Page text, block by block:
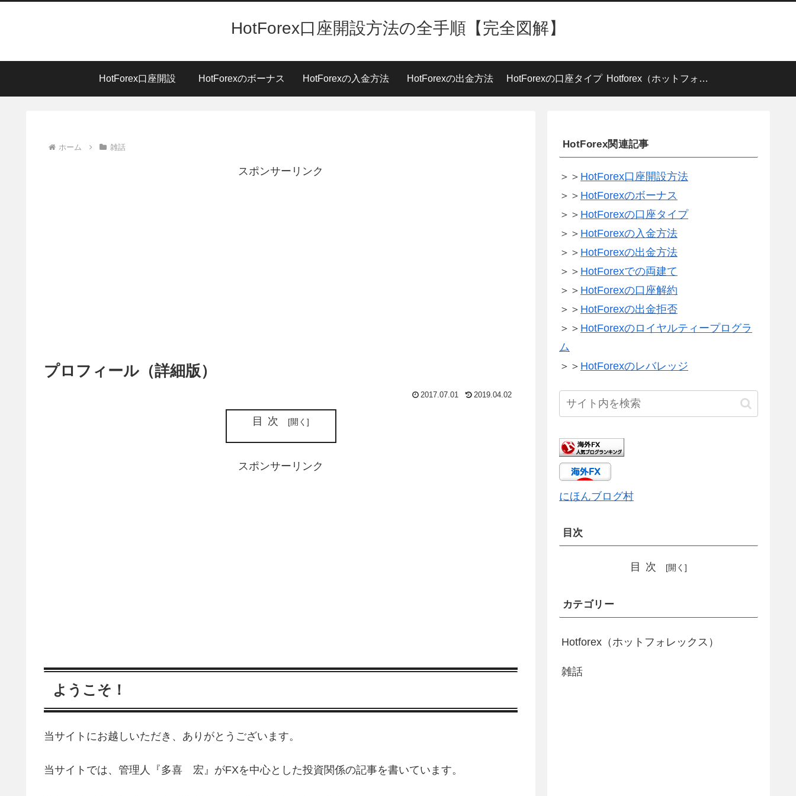
HotForex口座開設方法の全手順【完全図解】
HotForex口座開設 HotForexのボーナス HotForexの入金方法 HotForexの出金方法 HotForexの口座タイプ Hotforex（ホットフォレックス）
ホーム 雑話
スポンサーリンク
プロフィール（詳細版）
2017.07.01 2019.04.02
目次
スポンサーリンク
ようこそ！
当サイトにお越しいただき、ありがとうございます。
当サイトでは、管理人『多喜 宏』がFXを中心とした投資関係の記事を書いています。
HotForex関連記事
＞＞ HotForex口座開設方法
＞＞ HotForexのボーナス
＞＞ HotForexの口座タイプ
＞＞ HotForexの入金方法
＞＞ HotForexの出金方法
＞＞ HotForexでの両建て
＞＞ HotForexの口座解約
＞＞ HotForexの出金拒否
＞＞ HotForexのロイヤルティープログラ
ム
＞＞ HotForexのレバレッジ
にほんブログ村
目次
目次
カテゴリー
Hotforex（ホットフォレックス）
雑話